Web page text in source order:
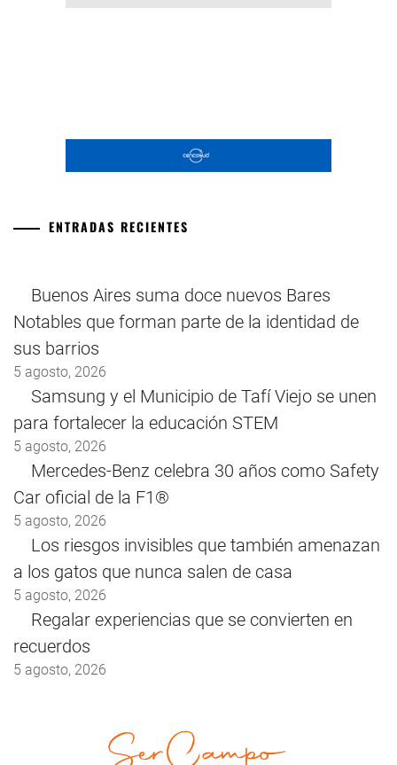
ENTRADAS RECIENTES
Buenos Aires suma doce nuevos Bares
Notables que forman parte de la identidad de
sus barrios
5 agosto, 2026
Samsung y el Municipio de Tafí Viejo se unen
para fortalecer la educación STEM
5 agosto, 2026
Mercedes-Benz celebra 30 años como Safety
Car oficial de la F1®
5 agosto, 2026
Los riesgos invisibles que también amenazan
a los gatos que nunca salen de casa
5 agosto, 2026
Regalar experiencias que se convierten en
recuerdos
5 agosto, 2026